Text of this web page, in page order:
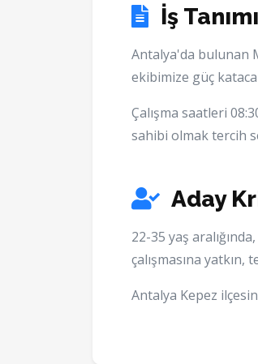
İş Tanımı
Antalya'da bulunan
ekibimize güç
Çalışma saatleri
sahibi olmak tercih
Aday
22-35 yaş
çalışmasına
Antalya Kepez